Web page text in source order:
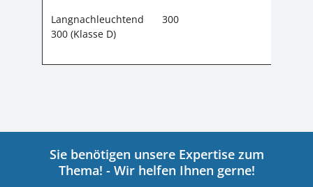
Langnachleuchtend
300 (Klasse D)
300
Sie benötigen unsere Expertise zum
Thema! - Wir helfen Ihnen gerne!